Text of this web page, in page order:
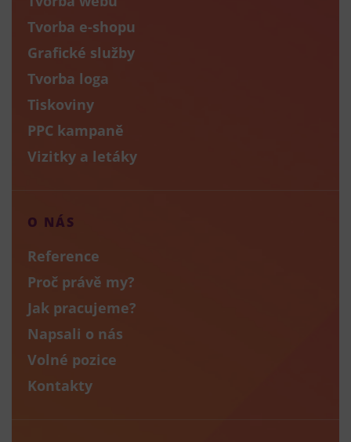
Tvorba e-shopu
Grafické služby
Tvorba loga
Tiskoviny
PPC kampaně
Vizitky a letáky
O NÁS
Reference
Proč právě my?
Jak pracujeme?
Napsali o nás
Volné pozice
Kontakty